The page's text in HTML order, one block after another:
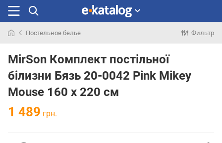
раньше
Постельное белье Фильтр
MirSon Комплект постільної
білизни Бязь 20-0042 Pink Mikey
Mouse 160 x 220 см
1 489 грн.